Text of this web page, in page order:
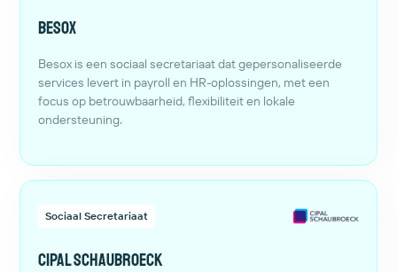
Besox
Besox is een sociaal secretariaat dat gepersonaliseerde
services levert in payroll en HR-oplossingen, met een
focus op betrouwbaarheid, flexibiliteit en lokale
ondersteuning.
Sociaal Secretariaat
Cipal Schaubroeck